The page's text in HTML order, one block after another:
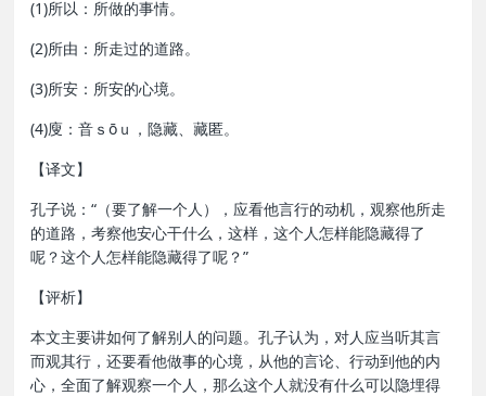
(1)所以：所做的事情。
(2)所由：所走过的道路。
(3)所安：所安的心境。
(4)廋：音ｓōｕ，隐藏、藏匿。
【译文】
孔子说：“（要了解一个人），应看他言行的动机，观察他所走
的道路，考察他安心干什么，这样，这个人怎样能隐藏得了
呢？这个人怎样能隐藏得了呢？”
【评析】
本文主要讲如何了解别人的问题。孔子认为，对人应当听其言
而观其行，还要看他做事的心境，从他的言论、行动到他的内
心，全面了解观察一个人，那么这个人就没有什么可以隐埋得